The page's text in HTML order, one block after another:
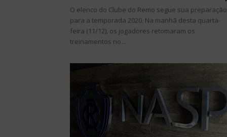
O elenco do Clube do Remo segue sua preparação
para a temporada 2020. Na manhã desta quarta-
feira (11/12), os jogadores retomaram os
treinamentos no...